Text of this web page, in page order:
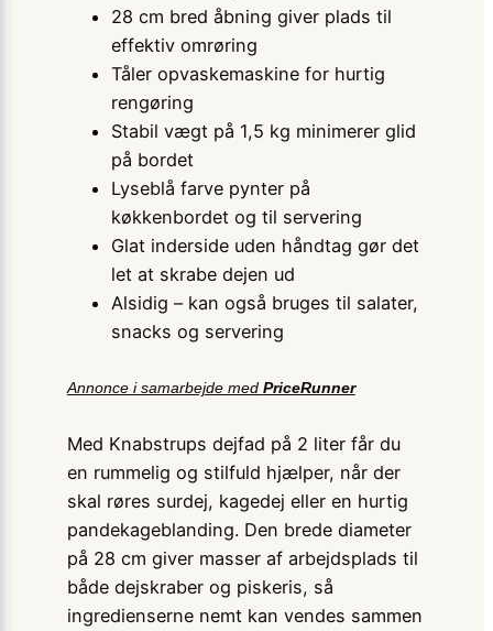
28 cm bred åbning giver plads til
effektiv omrøring
Tåler opvaskemaskine for hurtig
rengøring
Stabil vægt på 1,5 kg minimerer glid
på bordet
Lyseblå farve pynter på
køkkenbordet og til servering
Glat inderside uden håndtag gør det
let at skrabe dejen ud
Alsidig – kan også bruges til salater,
snacks og servering
Annonce i samarbejde med PriceRunner
Med Knabstrups dejfad på 2 liter får du
en rummelig og stilfuld hjælper, når der
skal røres surdej, kagedej eller en hurtig
pandekageblanding. Den brede diameter
på 28 cm giver masser af arbejdsplads til
både dejskraber og piskeris, så
ingredienserne nemt kan vendes sammen